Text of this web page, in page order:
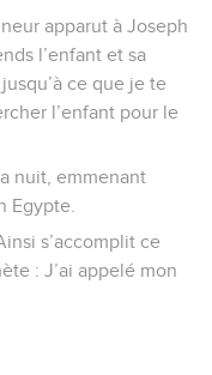
apparut à Joseph
l’enfant et sa
ce que je te
l’enfant pour le
nuit, emmenant
Egypte.
s’accomplit ce
: J’ai appelé mon